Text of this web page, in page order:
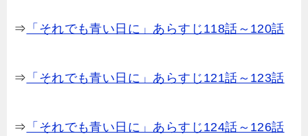
⇒ 「それでも青い日に」あらすじ118話～120話
⇒ 「それでも青い日に」あらすじ121話～123話
⇒ 「それでも青い日に」あらすじ124話～126話